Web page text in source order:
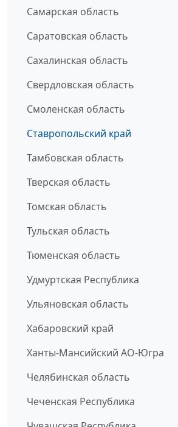
Самарская область
Саратовская область
Сахалинская область
Свердловская область
Смоленская область
Ставропольский край
Тамбовская область
Тверская область
Томская область
Тульская область
Тюменская область
Удмуртская Республика
Ульяновская область
Хабаровский край
Ханты-Мансийский АО-Югра
Челябинская область
Чеченская Республика